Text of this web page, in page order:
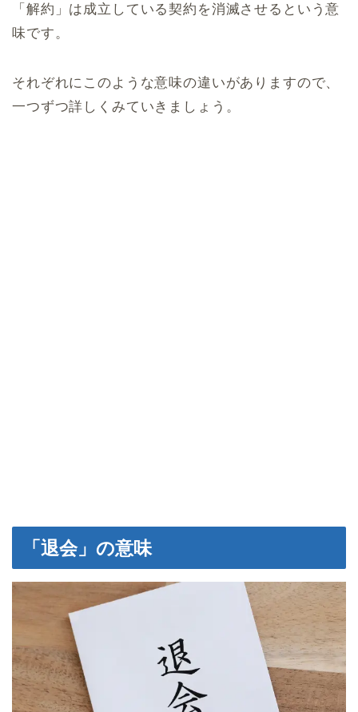
「解約」は成立している契約を消滅させるという意
味です。
それぞれにこのような意味の違いがありますので、
一つずつ詳しくみていきましょう。
「退会」の意味